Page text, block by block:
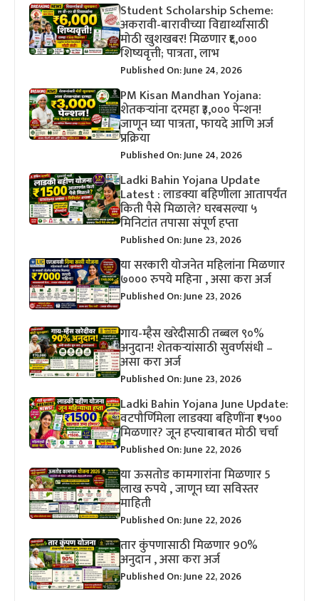
Student Scholarship Scheme:
अकरावी-बारावीच्या विद्यार्थ्यांसाठी
मोठी खुशखबर! मिळणार ₹६,०००
शिष्यवृत्ती; पात्रता, लाभ
Published On: June 24, 2026
PM Kisan Mandhan Yojana:
शेतकऱ्यांना दरमहा ₹३,००० पेन्शन!
जाणून घ्या पात्रता, फायदे आणि अर्ज
प्रक्रिया
Published On: June 24, 2026
Ladki Bahin Yojana Update
Latest : लाडक्या बहिणीला आतापर्यंत
किती पैसे मिळाले? घरबसल्या ५
मिनिटांत तपासा संपूर्ण हप्ता
Published On: June 23, 2026
या सरकारी योजनेत महिलांना मिळणार
७००० रुपये महिना , असा करा अर्ज
Published On: June 23, 2026
गाय-म्हैस खरेदीसाठी तब्बल ९०%
अनुदान! शेतकऱ्यांसाठी सुवर्णसंधी –
असा करा अर्ज
Published On: June 23, 2026
Ladki Bahin Yojana June Update:
वटपौर्णिमेला लाडक्या बहिणींना ₹१५००
मिळणार? जून हप्त्याबाबत मोठी चर्चा
Published On: June 22, 2026
या ऊसतोड कामगारांना मिळणार 5
लाख रुपये , जाणून घ्या सविस्तर
माहिती
Published On: June 22, 2026
तार कुंपणासाठी मिळणार 90%
अनुदान , असा करा अर्ज
Published On: June 22, 2026